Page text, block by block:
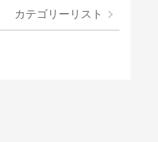
カテゴリーリスト